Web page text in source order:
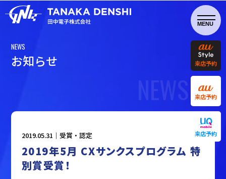
来店予約
来店予約
来店予約
NEWS
お知らせ
NEWS
2019.05.31｜ 受賞・認定
2019年5月 CXサンクスプログラム 特
別賞受賞！